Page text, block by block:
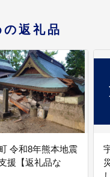
返礼品
令和8年熊本地震
援【返礼品な